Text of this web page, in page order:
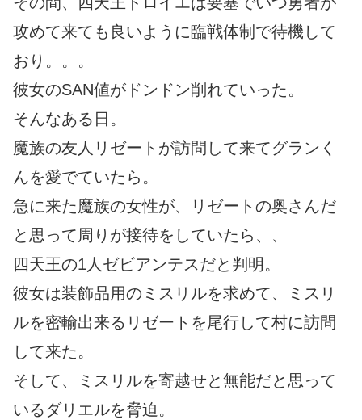
攻めて来ても良いように臨戦体制で待機して
おり。。。
彼女のSAN値がドンドン削れていった。
そんなある日。
魔族の友人リゼートが訪問して来てグランく
んを愛でていたら。
急に来た魔族の女性が、リゼートの奥さんだ
と思って周りが接待をしていたら、、
四天王の1人ゼビアンテスだと判明。
彼女は装飾品用のミスリルを求めて、ミスリ
ルを密輸出来るリゼートを尾行して村に訪問
して来た。
そして、ミスリルを寄越せと無能だと思って
いるダリエルを脅迫。